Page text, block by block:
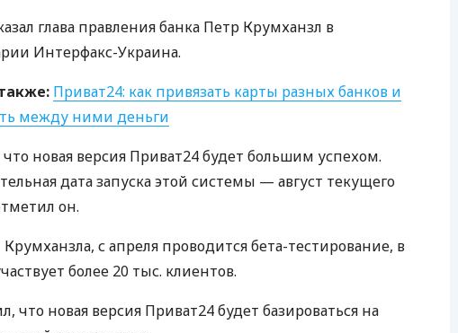
ЕЖЕМЕСЯЧНЫЙ ОБЗОР
БАНКОВСКИМ КАРТАМ
глава правления банка Петр Крумханзл в
Интерфакс-Украина.
Приват24: как привязать карты разных банков и
между ними деньги
новая версия Приват24 будет большим успехом.
дата запуска этой системы — август текущего
он.
с апреля проводится бета-тестирование, в
более 20 тыс. клиентов.
что новая версия Приват24 будет базироваться на